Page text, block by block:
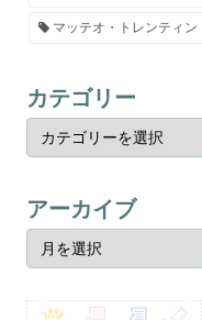
マッテオ・トレンティン
カテゴリー
アーカイブ